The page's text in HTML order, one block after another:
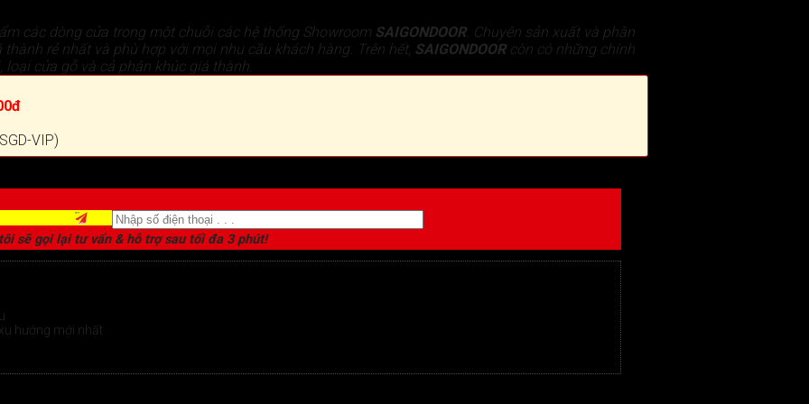
các dòng cửa trong một chuỗi các hệ thống Showroom SAIGONDOOR. Chuyên sản xuất và phân
rẻ nhất và phù hợp với mọi nhu cầu khách hàng. Trên hết, SAIGONDOORcòn có những chính
cửa gỗ và cả phân khúc giá thành.
VIP)
sẽ gọi lại tư vấn & hỗ trợ sau tối đa 3 phút!
hướng mới nhất